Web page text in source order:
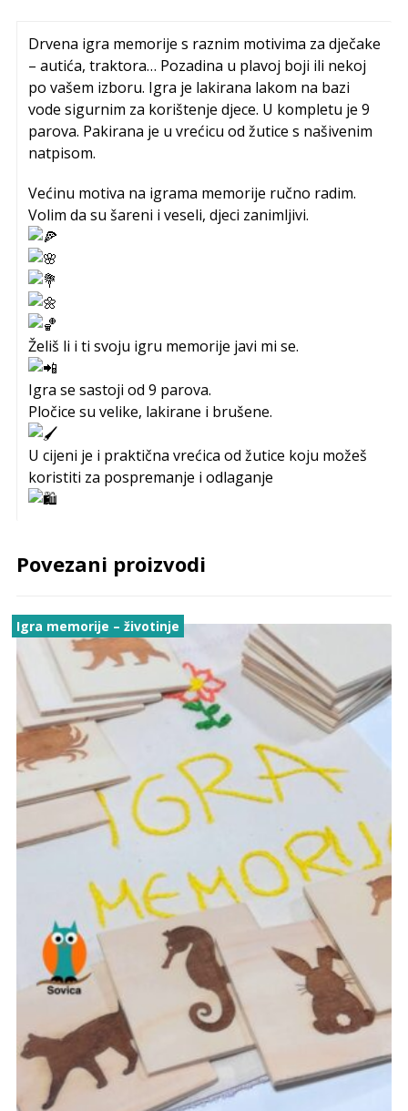
Drvena igra memorije s raznim motivima za dječake
– autića, traktora… Pozadina u plavoj boji ili nekoj
po vašem izboru. Igra je lakirana lakom na bazi
vode sigurnim za korištenje djece. U kompletu je 9
parova. Pakirana je u vrećicu od žutice s našivenim
natpisom.
Većinu motiva na igrama memorije ručno radim.
Volim da su šareni i veseli, djeci zanimljivi.
Želiš li i ti svoju igru memorije javi mi se.
Igra se sastoji od 9 parova.
Pločice su velike, lakirane i brušene.
U cijeni je i praktična vrećica od žutice koju možeš
koristiti za pospremanje i odlaganje
Povezani proizvodi
Igra memorije – životinje